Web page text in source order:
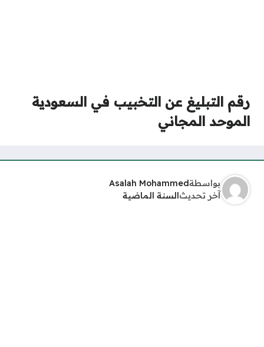
رقم التبليغ عن التخبيب في السعودية
الموحد المجاني
بواسطةAsalah Mohammed
آخر تحديثالسنة الماضية